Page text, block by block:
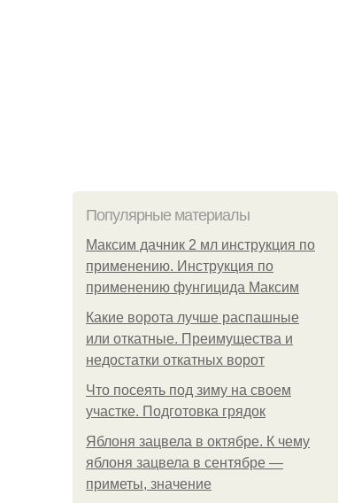
Популярные материалы
Максим дачник 2 мл инструкция по
применению. Инструкция по
применению фунгицида Максим
Какие ворота лучше распашные
или откатные. Преимущества и
недостатки откатных ворот
Что посеять под зиму на своем
участке. Подготовка грядок
Яблоня зацвела в октябре. К чему
яблоня зацвела в сентябре —
приметы, значение